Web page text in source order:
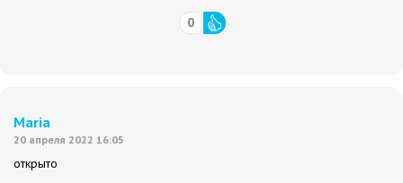
0
Maria
20 апреля 2022 16:05
открыто